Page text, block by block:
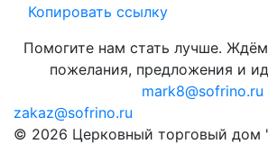
Копировать ссылку
Помогите нам стать лучше.
пожелания, предложения и
mark8@sofrino.ru
zakaz@sofrino.ru
© 2026 Церковный торговый дом